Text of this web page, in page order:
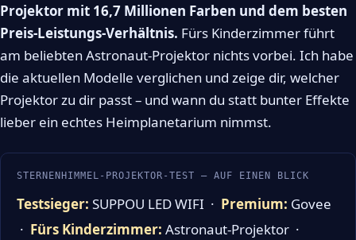
Projektor mit 16,7 Millionen Farben und dem besten
Preis-Leistungs-Verhältnis. Fürs Kinderzimmer führt
am beliebten Astronaut-Projektor nichts vorbei. Ich habe
die aktuellen Modelle verglichen und zeige dir, welcher
Projektor zu dir passt – und wann du statt bunter Effekte
lieber ein echtes Heimplanetarium nimmst.
STERNENHIMMEL-PROJEKTOR-TEST – AUF EINEN BLICK
Testsieger: SUPPOU LED WIFI · Premium: Govee
· Fürs Kinderzimmer: Astronaut-Projektor ·